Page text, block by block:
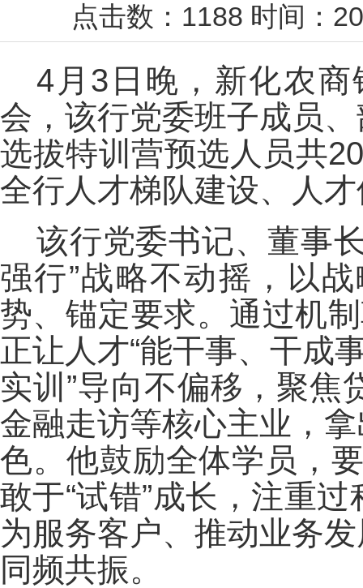
点击数： 1188 时间：
4月3日晚，新化农
会，该行党委班子成员
选拔特训营预选人员共
全行人才梯队建设、人
该行党委书记、董事
强行”战略不动摇，以
势、锚定要求。通过机
正让人才“能干事、干成
实训”导向不偏移，聚
金融走访等核心主业，
色。他鼓励全体学员，
敢于“试错”成长，注重
为服务客户、推动业务
同频共振。